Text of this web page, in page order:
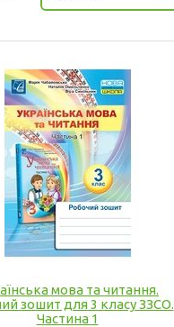
мова та читання.
зошит для 3 класу ЗЗСО.
Частина 1